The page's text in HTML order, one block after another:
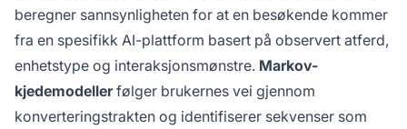
beregner sannsynligheten for at en besøkende kommer
fra en spesifikk AI-plattform basert på observert atferd,
enhetstype og interaksjonsmønstre. Markov-
kjedemodellerfølger brukernes vei gjennom
konverteringstrakten og identifiserer sekvenser som